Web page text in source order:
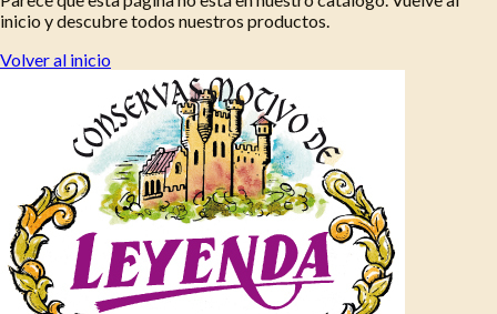
inicio y descubre todos nuestros productos.
Volver al inicio